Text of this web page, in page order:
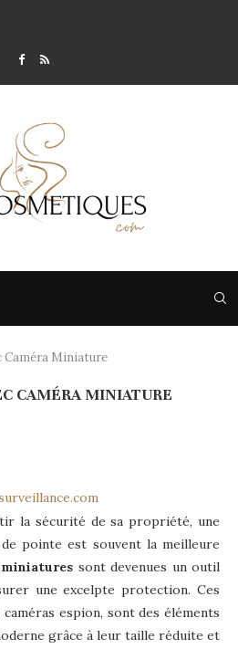
MAQUILLAGE DE SOIRÉE LUMINEUX
Caméra Miniature
CAMÉRA MINIATURE
la sécurité de sa propriété, une
pointe est souvent la meilleure
miniatures sont devenues un outil
une excelpte protection. Ces
espion, sont des éléments
grâce à leur taille réduite et